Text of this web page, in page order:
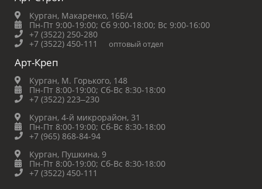
Курган, Макаренко, 16Б/4
Пн-Пт 9:00-19:00; Сб 9:00-18:00; Вс 9:00-16:00
+7 (3522) 250-280
+7 (3522) 450-111
оптовый отдел
Арт-Креп
Курган, М. Горького, 148
Пн-Пт 8:00-19:00; Сб-Вс 8:30-18:00
+7 (3522) 223‒230
Курган, 4-й микрорайон, 31
Пн-Пт 8:00-19:00; Сб-Вс 8:30-18:00
+7 (965) 868-84-94
Курган, Пушкина, 9
Пн-Пт 8:00-19:00; Сб-Вс 8:30-18:00
+7 (3522) 450-111